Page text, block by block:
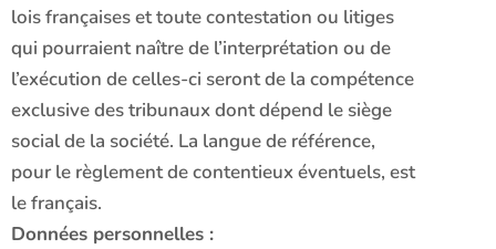
lois françaises et toute contestation ou litiges
qui pourraient naître de l’interprétation ou de
l’exécution de celles-ci seront de la compétence
exclusive des tribunaux dont dépend le siège
social de la société. La langue de référence,
pour le règlement de contentieux éventuels, est
le français.
Données personnelles :